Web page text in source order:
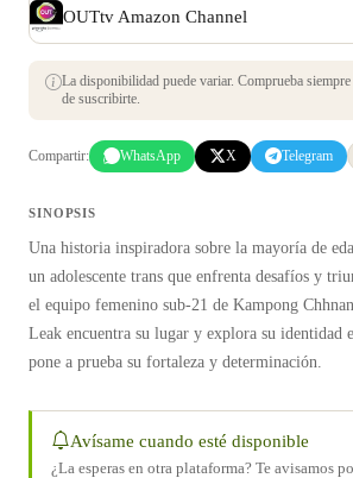
OUTtv Amazon Channel
La disponibilidad puede variar. Comprueba
de suscribirte.
Compartir: WhatsApp X Telegram
SINOPSIS
Una historia inspiradora sobre la mayoría de
un adolescente trans que enfrenta desafíos y
el equipo femenino sub-21 de Kampong
Leak encuentra su lugar y explora su identidad
pone a prueba su fortaleza y determinación.
Avísame cuando esté disponible
¿La esperas en otra plataforma? Te avisamos